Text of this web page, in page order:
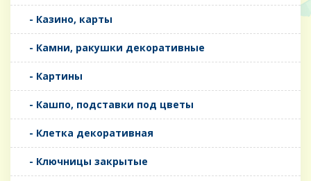
- Казино, карты
- Камни, ракушки декоративные
- Картины
- Кашпо, подставки под цветы
- Клетка декоративная
- Ключницы закрытые